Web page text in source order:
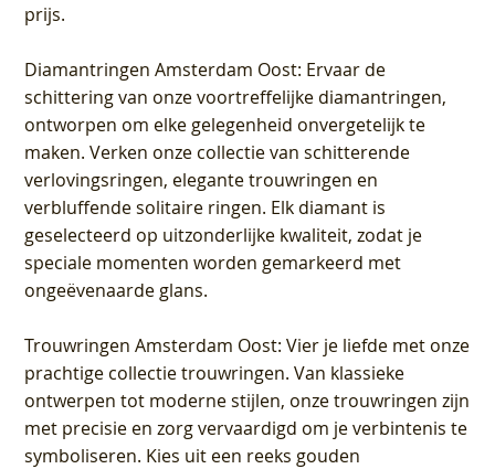
prijs.
Diamantringen Amsterdam Oost: Ervaar de
schittering van onze voortreffelijke diamantringen,
ontworpen om elke gelegenheid onvergetelijk te
maken. Verken onze collectie van schitterende
verlovingsringen, elegante trouwringen en
verbluffende solitaire ringen. Elk diamant is
geselecteerd op uitzonderlijke kwaliteit, zodat je
speciale momenten worden gemarkeerd met
ongeëvenaarde glans.
Trouwringen Amsterdam Oost: Vier je liefde met onze
prachtige collectie trouwringen. Van klassieke
ontwerpen tot moderne stijlen, onze trouwringen zijn
met precisie en zorg vervaardigd om je verbintenis te
symboliseren. Kies uit een reeks gouden